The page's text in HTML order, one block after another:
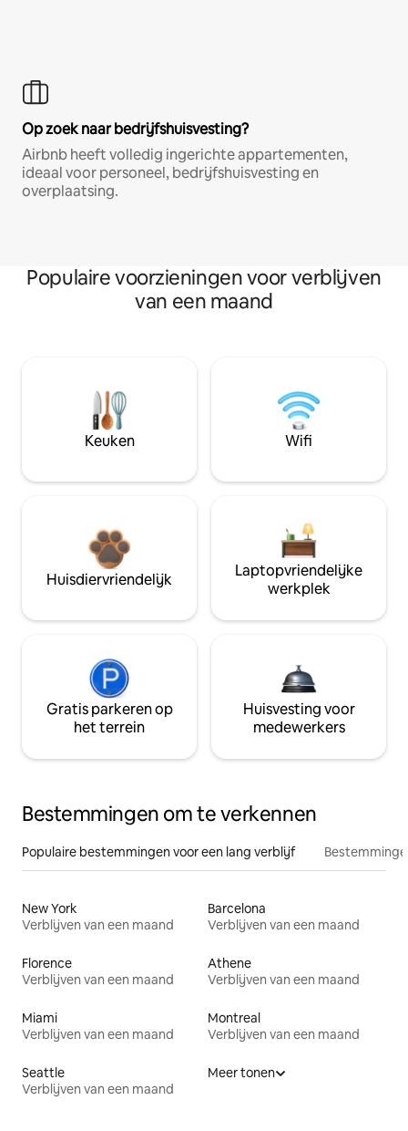
Op zoek naar bedrijfshuisvesting?
Airbnb heeft volledig ingerichte appartementen,
ideaal voor personeel, bedrijfshuisvesting en
overplaatsing.
Populaire voorzieningen voor verblijven
van een maand
Keuken Wifi
Huisdiervriendelijk
Laptopvriendelijke
werkplek
Gratis parkeren op
het terrein
Huisvesting voor
medewerkers
Bestemmingen om te verkennen
Populaire bestemmingen voor een lang verblijf
New York
Verblijven van een maand
Barcelona
Verblijven van een maand
Florence
Verblijven van een maand
Athene
Verblijven van een maand
Miami
Verblijven van een maand
Montreal
Verblijven van een maand
Seattle
Verblijven van een maand
Meer tonen